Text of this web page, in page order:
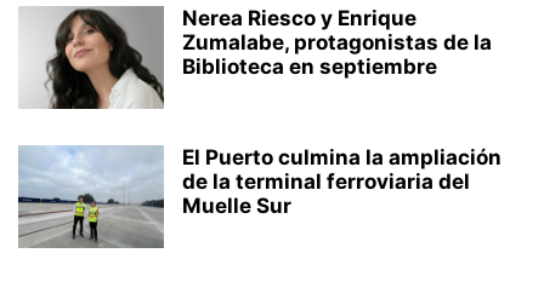
Nerea Riesco y Enrique
Zumalabe, protagonistas de la
Biblioteca en septiembre
El Puerto culmina la ampliación
de la terminal ferroviaria del
Muelle Sur